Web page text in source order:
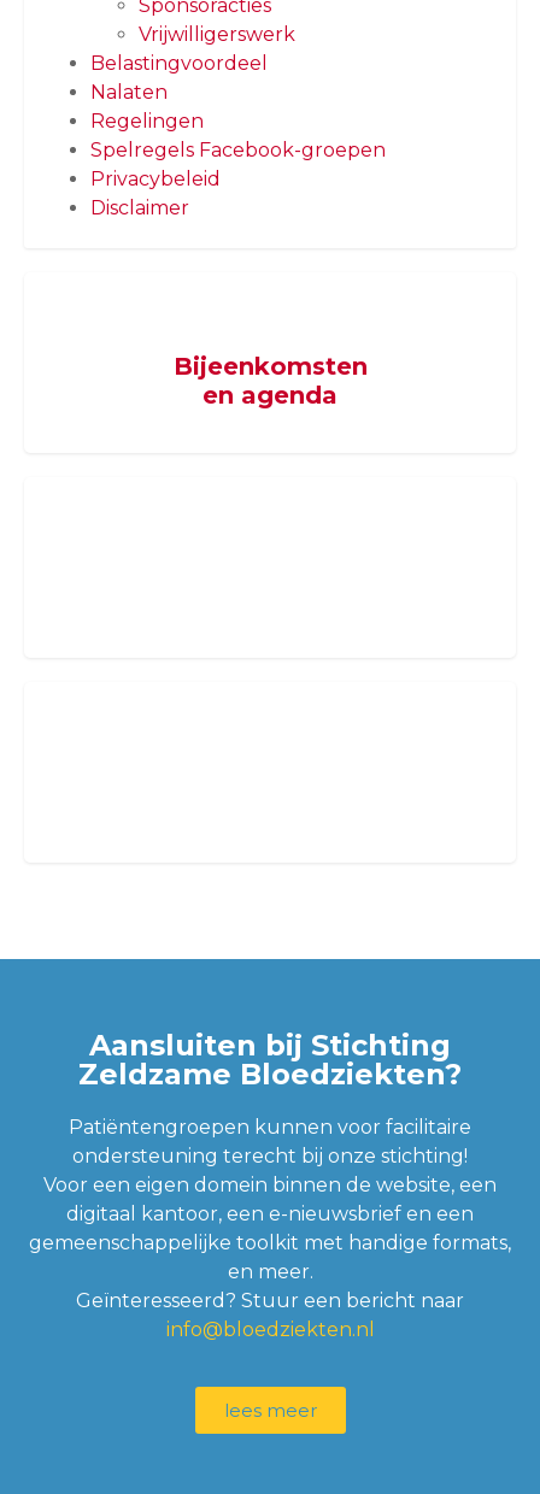
Sponsoracties
Vrijwilligerswerk
Belastingvoordeel
Nalaten
Regelingen
Spelregels Facebook-groepen
Privacybeleid
Disclaimer
Bijeenkomsten
en agenda
Aansluiten bij Stichting
Zeldzame Bloedziekten?
Patiëntengroepen kunnen voor facilitaire
ondersteuning terecht bij onze stichting!
Voor een eigen domein binnen de website, een
digitaal kantoor, een e-nieuwsbrief en een
gemeenschappelijke toolkit met handige formats,
en meer.
Geïnteresseerd? Stuur een bericht naar
info@bloedziekten.nl
lees meer